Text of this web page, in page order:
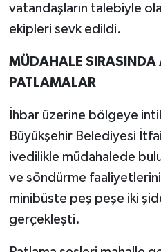
vatandaşların talebiyle
ekipleri sevk edildi.
MÜDAHALE SIRASINDA
PATLAMALAR
İhbar üzerine bölgeye
Büyükşehir Belediyesi
ivedilikle müdahalede
ve söndürme
minibüste peş peşe iki
gerçekleşti.